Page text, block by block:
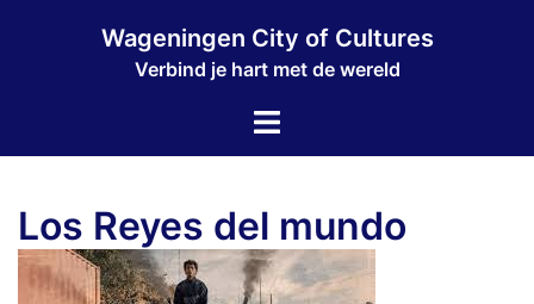
Wageningen City of Cultures
Verbind je hart met de wereld
Toggle
Los Reyes del mundo